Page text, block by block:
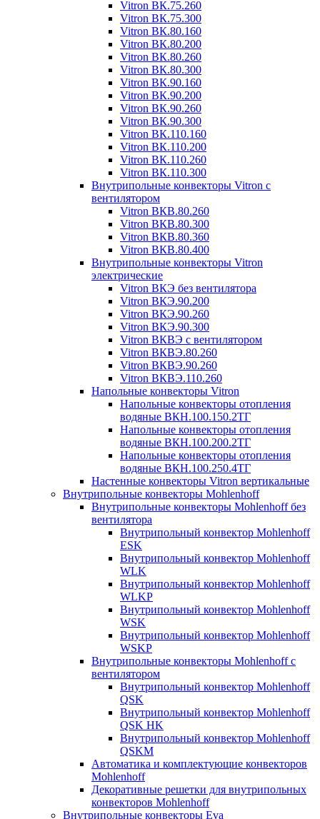
Vitron ВК.75.260
Vitron ВК.75.300
Vitron ВК.80.160
Vitron ВК.80.200
Vitron ВК.80.260
Vitron ВК.80.300
Vitron ВК.90.160
Vitron ВК.90.200
Vitron ВК.90.260
Vitron ВК.90.300
Vitron ВК.110.160
Vitron ВК.110.200
Vitron ВК.110.260
Vitron ВК.110.300
Внутрипольные конвекторы Vitron с
вентилятором
Vitron ВКВ.80.260
Vitron ВКВ.80.300
Vitron ВКВ.80.360
Vitron ВКВ.80.400
Внутрипольные конвекторы Vitron
электрические
Vitron ВКЭ без вентилятора
Vitron ВКЭ.90.200
Vitron ВКЭ.90.260
Vitron ВКЭ.90.300
Vitron ВКВЭ с вентилятором
Vitron ВКВЭ.80.260
Vitron ВКВЭ.90.260
Vitron ВКВЭ.110.260
Напольные конвекторы Vitron
Напольные конвекторы отопления
водяные ВКН.100.150.2ТГ
Напольные конвекторы отопления
водяные ВКН.100.200.2ТГ
Напольные конвекторы отопления
водяные ВКН.100.250.4ТГ
Настенные конвекторы Vitron вертикальные
Внутрипольные конвекторы Mohlenhoff
Внутрипольные конвекторы Mohlenhoff без
вентилятора
Внутрипольный конвектор Mohlenhoff
ESK
Внутрипольный конвектор Mohlenhoff
WLK
Внутрипольный конвектор Mohlenhoff
WLKP
Внутрипольный конвектор Mohlenhoff
WSK
Внутрипольный конвектор Mohlenhoff
WSKP
Внутрипольные конвекторы Mohlenhoff с
вентилятором
Внутрипольный конвектор Mohlenhoff
QSK
Внутрипольный конвектор Mohlenhoff
QSK HK
Внутрипольный конвектор Mohlenhoff
QSKM
Автоматика и комплектующие конвекторов
Mohlenhoff
Декоративные решетки для внутрипольных
конвекторов Mohlenhoff
Внутрипольные конвекторы Eva